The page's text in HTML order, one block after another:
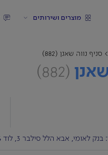
מוצרים ושירותים
סניף נווה שאנן (882)
(882)
: בנק לאומי, אבא הלל סילבר 3, לוד 7129404